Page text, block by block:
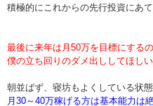
積極的にこれからの先行投資にあ
最後に来年は月50万を目標にする
僕の立ち回りのダメ出ししてほしい
朝並ばず、寝坊もよくしている状
月30～40万稼げる方は基本能力は